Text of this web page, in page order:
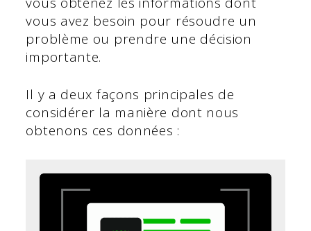
vous avez besoin pour résoudre un
problème ou prendre une décision
importante.
Il y a deux façons principales de
considérer la manière dont nous
obtenons ces données :